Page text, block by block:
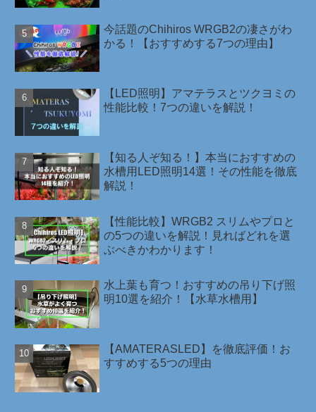
今話題のChihiros WRGB2の凄さがわ
かる！【おすすめする7つの理由】
【LED照明】アマテラスとツクヨミの
性能比較！7つの違いを解説！
【知る人ぞ知る！】本当におすすめの
水槽用LED照明14選！その性能を徹底
解説！
【性能比較】WRGB2 スリムやプロと
の5つの違いを解説！見ればどれを選
ぶべきかわかります！
水上葉も育つ！おすすめの吊り下げ照
明10選を紹介！【水草水槽用】
【AMATERASLED】を徹底評価！お
すすめする5つの理由